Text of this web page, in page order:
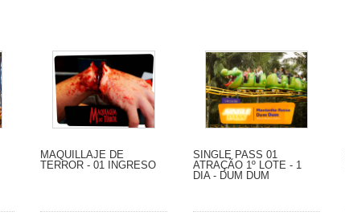
MAQUILLAJE DE
TERROR - 01 INGRESO
SINGLE PASS 01
ATRAÇÃO 1º LOTE - 1
DIA - DUM DUM